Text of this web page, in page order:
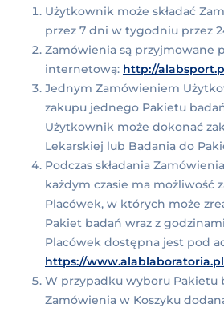
Użytkownik może składać
przez 7 dni w tygodniu przez
Zamówienia są przyjmowane
internetową: http://
Jednym Zamówieniem
zakupu jednego Pakietu
Użytkownik może dokonać
Lekarskiej lub Badania do
Podczas składania
każdym czasie ma możliwość
Placówek, w których może
Pakiet badań wraz z
Placówek dostępna jest pod
https://
W przypadku wyboru Pakietu
Zamówienia w Koszyku